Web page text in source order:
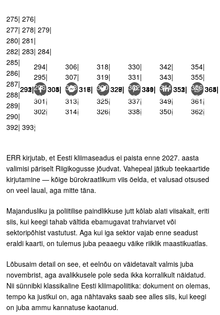
275| 276|
277| 278| 279|
280| 281|
282| 283| 284|
285|
286|
287|
288|
289|
290|
291| 292| 293|
294|
295|
296|
297|
298|
299|
300|
301|
302|
303| 304| 305|
306|
307|
308|
309|
310|
311|
313|
314|
315| 316| 317|
318|
319|
320|
321|
322|
323|
325|
326|
327| 328| 329|
330|
331|
332|
333|
334|
335|
337|
338|
339| 340| 341|
342|
343|
344|
345|
346|
347|
349|
350|
351| 352| 353|
354|
355|
356|
357|
358|
359|
361|
362|
363| 364| 365|
392| 393|
ERR kirjutab, et Eesti kliimaseadus ei paista enne 2027. aasta
valimisi päriselt Riigikogusse jõudvat. Vahepeal jätkub teekaartide
kirjutamine — kõige bürokraatlikum viis öelda, et valusad otsused
on veel laual, aga mitte täna.
Majandusliku ja poliitilise paindlikkuse jutt kõlab alati viisakalt, eriti
siis, kui keegi tahab vältida ebamugavat trahviarvet või
sektoripõhist vastutust. Aga kui iga sektor vajab enne seadust
eraldi kaarti, on tulemus juba peaaegu väike riiklik maastikuatlas.
Lõbusaim detail on see, et eelnõu on väidetavalt valmis juba
novembrist, aga avalikkusele pole seda ikka korralikult näidatud.
Nii sünnibki klassikaline Eesti kliimapoliitika: dokument on olemas,
tempo ka justkui on, aga nähtavaks saab see alles siis, kui keegi
on juba ammu kannatuse kaotanud.